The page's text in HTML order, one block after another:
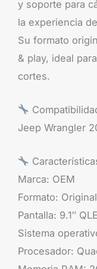
y soporte para
la experiencia
Su formato
& play, ideal
cortes.
Jeep Wrangler
Marca: OEM
Formato:
Pantalla: 9.1″
Sistema
Procesador: